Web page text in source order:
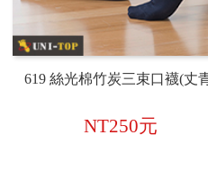
619 絲光棉竹炭三束口襪(丈
NT250元